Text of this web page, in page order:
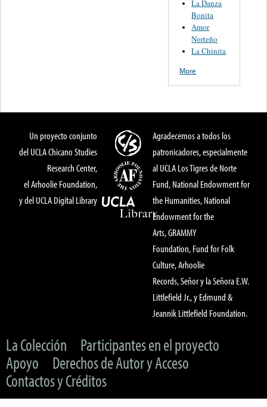
La Danza
Bonita
Amor
Norteño
La Chinita
More
Un proyecto conjunto
del UCLA Chicano Studies
Research Center,
el Arhoolie Foundation,
y del UCLA Digital Library
Agradecemos a todos los
patronicadores, especialmente
al UCLA Los Tigres de Norte
Fund, National Endowment for
the Humanities, National
Endowment for the
Arts, GRAMMY
Foundation, Fund for Folk
Culture, Arhoolie
Records, Señor y la Señora E.W.
Littlefield Jr., y Edmund &
Jeannik Littlefield Foundation.
La Colección
Participantes en el proyecto
Apoyo
Derechos de Autor y Acceso
Contactos y Créditos